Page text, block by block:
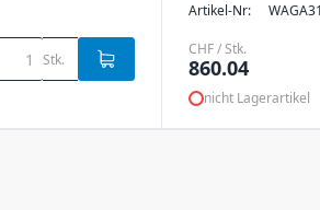
Stk.
Artikel-Nr:
CHF / Stk.
860.04
nicht Lagerartikel